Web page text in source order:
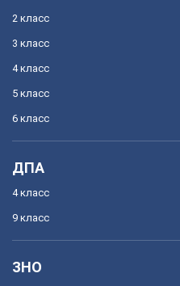
2 класс
3 класс
4 класс
5 класс
6 класс
ДПА
4 класс
9 класс
ЗНО